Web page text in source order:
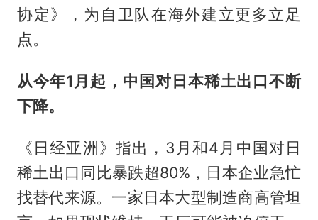
协定》，为自卫队在海外建立更多立足
点。
从今年1月起，中国对日本稀土出口不断
下降。
《日经亚洲》指出，3月和4月中国对日
稀土出口同比暴跌超80%，日本企业急忙
找替代来源。一家日本大型制造商高管坦